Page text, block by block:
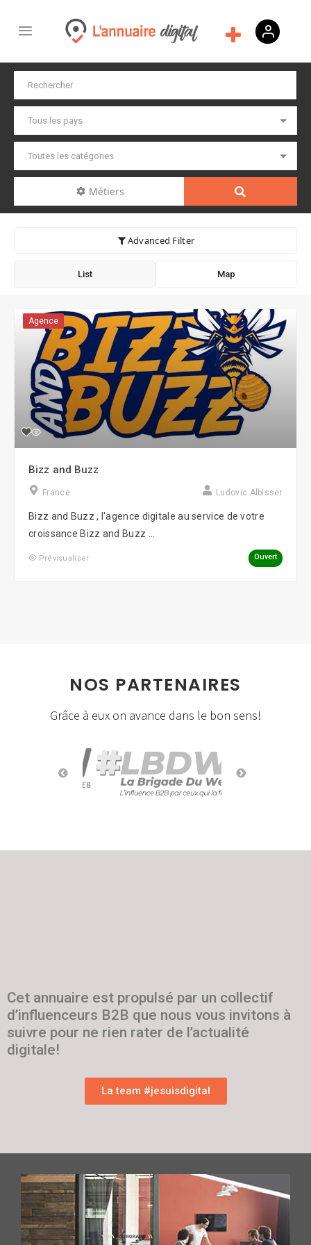
Métiers
Advanced Filter
List Map
Agence
Bizz and Buzz
France Ludovic Albisser
Bizz and Buzz , l'agence digitale au service de votre
croissance Bizz and Buzz ...
Prévisualiser Ouvert
NOS PARTENAIRES
Grâce à eux on avance dans le bon sens!
Cet annuaire est propulsé par un collectif
d’influenceurs B2B que nous vous invitons à
suivre pour ne rien rater de l’actualité
digitale!
La team #jesuisdigital